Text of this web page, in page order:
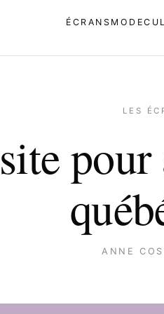
ÉCRANS MODE
LES
pour
ANNE